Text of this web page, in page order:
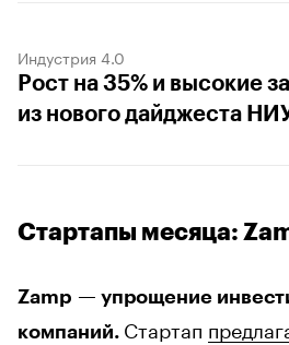
Индустрия 4.0
Рост на 35% и высокие
из нового дайджеста
Стартапы месяца:
Zamp — упрощение
компаний. Стартап